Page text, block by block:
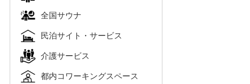
全国サウナ
民泊サイト・サービス
介護サービス
都内コワーキングスペース